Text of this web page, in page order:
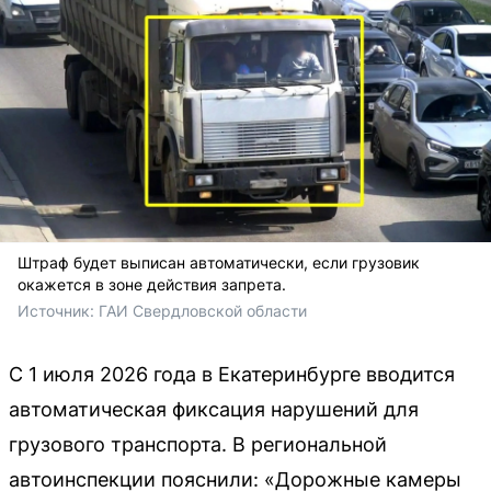
Штраф будет выписан автоматически, если грузовик
окажется в зоне действия запрета.
Источник: ГАИ Свердловской области
С 1 июля 2026 года в Екатеринбурге вводится
автоматическая фиксация нарушений для
грузового транспорта. В региональной
автоинспекции пояснили: «Дорожные камеры